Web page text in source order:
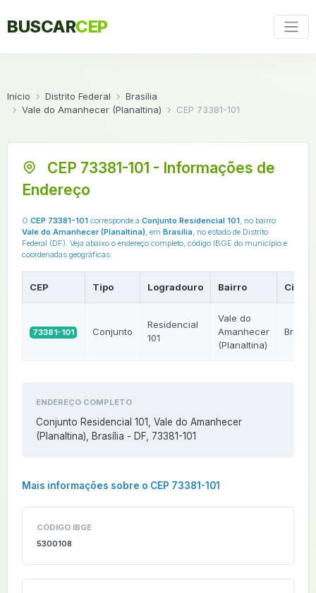
BUSCARCEP
Início Distrito Federal
Brasília
Vale do Amanhecer (Planaltina)
CEP 73381-101
CEP 73381-101 - Informações de
Endereço
O CEP 73381-101 corresponde a Conjunto Residencial 101, no bairro
Vale do Amanhecer (Planaltina), em Brasília, no estado de Distrito
Federal (DF). Veja abaixo o endereço completo, código IBGE do município e
coordenadas geográficas.
CEP Tipo Logradouro Bairro
73381-101 Conjunto
Residencial
101
Vale do
Amanhecer
(Planaltina)
Brasília
ENDEREÇO COMPLETO
Conjunto Residencial 101, Vale do Amanhecer
(Planaltina), Brasília - DF, 73381-101
Mais informações sobre o CEP 73381-101
CÓDIGO IBGE
5300108